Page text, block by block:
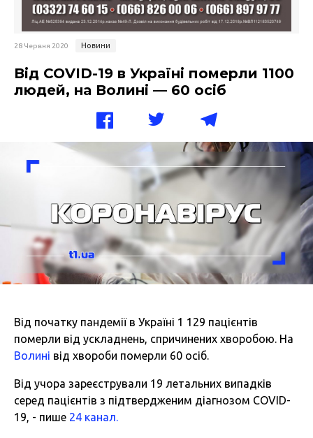
28 Червня 2020 Новини
Від COVID-19 в Україні померли 1100
людей, на Волині — 60 осіб
Від початку пандемії в Україні 1 129 пацієнтів
померли від ускладнень, спричинених хворобою. На
Волині від хвороби померли 60 осіб.
Від учора зареєстрували 19 летальних випадків
серед пацієнтів з підтвердженим діагнозом COVID-
19, - пише 24 канал.